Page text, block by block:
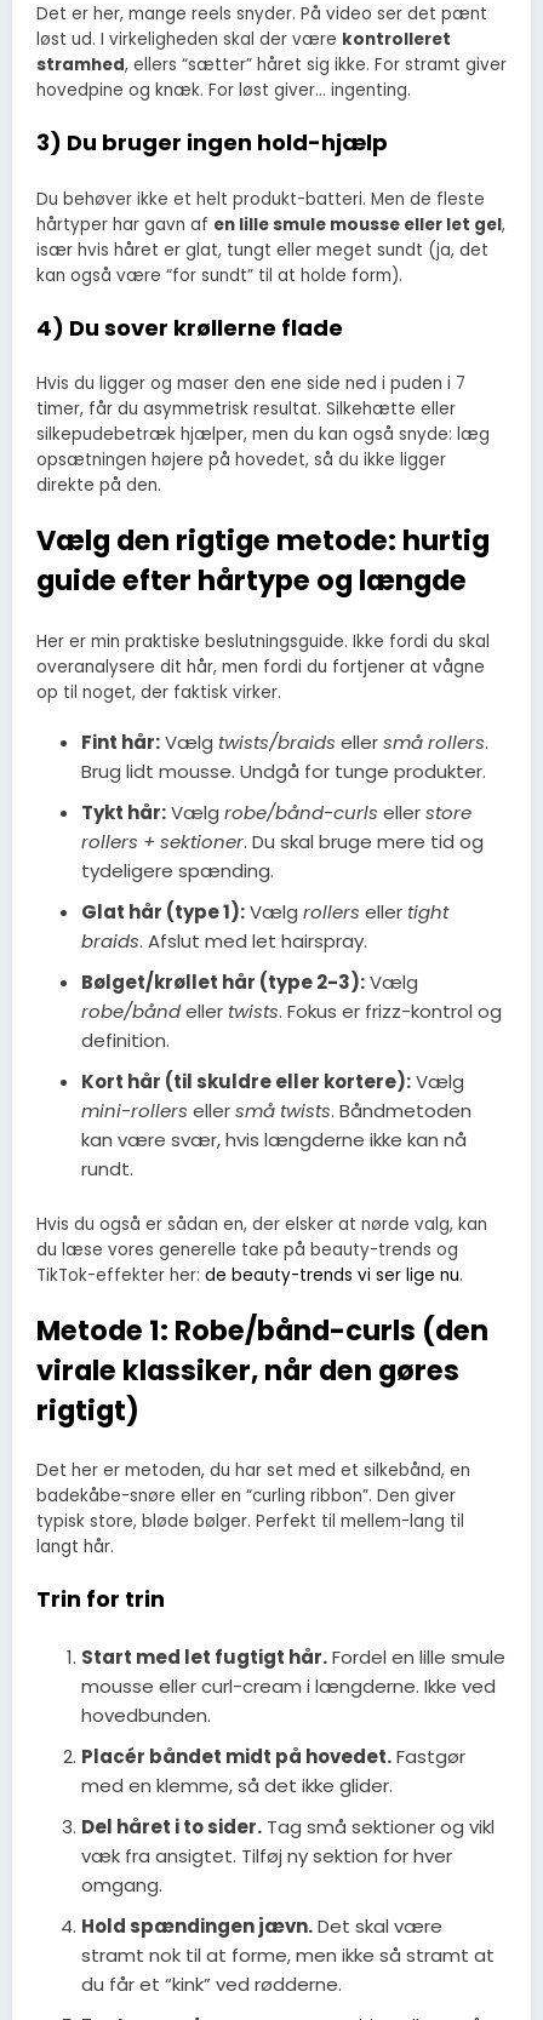
Det er her, mange reels snyder. På video ser det pænt
løst ud. I virkeligheden skal der være kontrolleret
stramhed, ellers “sætter” håret sig ikke. For stramt giver
hovedpine og knæk. For løst giver… ingenting.
3) Du bruger ingen hold-hjælp
Du behøver ikke et helt produkt-batteri. Men de fleste
hårtyper har gavn af en lille smule mousse eller let gel,
især hvis håret er glat, tungt eller meget sundt (ja, det
kan også være “for sundt” til at holde form).
4) Du sover krøllerne flade
Hvis du ligger og maser den ene side ned i puden i 7
timer, får du asymmetrisk resultat. Silkehætte eller
silkepudebetræk hjælper, men du kan også snyde: læg
opsætningen højere på hovedet, så du ikke ligger
direkte på den.
Vælg den rigtige metode: hurtig
guide efter hårtype og længde
Her er min praktiske beslutningsguide. Ikke fordi du skal
overanalysere dit hår, men fordi du fortjener at vågne
op til noget, der faktisk virker.
Fint hår:Vælg twists/braids ellersmå rollers.
Brug lidt mousse. Undgå for tunge produkter.
Tykt hår:Vælg robe/bånd-curls ellerstore
rollers + sektioner. Du skal bruge mere tid og
tydeligere spænding.
Glat hår (type 1):Vælg rollers eller tight
braids. Afslut med let hairspray.
Bølget/krøllet hår (type 2-3):Vælg
robe/båndeller twists. Fokus er frizz-kontrol og
definition.
Kort hår (til skuldre eller kortere):Vælg
mini-rollers ellersmå twists. Båndmetoden
kan være svær, hvis længderne ikke kan nå
rundt.
Hvis du også er sådan en, der elsker at nørde valg, kan
du læse vores generelle take på beauty-trends og
TikTok-effekter her: de beauty-trends vi ser lige nu.
Metode 1: Robe/bånd-curls (den
virale klassiker, når den gøres
rigtigt)
Det her er metoden, du har set med et silkebånd, en
badekåbe-snøre eller en “curling ribbon”. Den giver
typisk store, bløde bølger. Perfekt til mellem-lang til
langt hår.
Trin for trin
Start med let fugtigt hår.Fordel en lille smule
mousse eller curl-cream i længderne. Ikke ved
hovedbunden.
Placér båndet midt på hovedet.Fastgør
med en klemme, så det ikke glider.
Del håret i to sider.Tag små sektioner og vikl
væk fra ansigtet. Tilføj ny sektion for hver
omgang.
Hold spændingen jævn.Det skal være
stramt nok til at forme, men ikke så stramt at
du får et “kink” ved rødderne.